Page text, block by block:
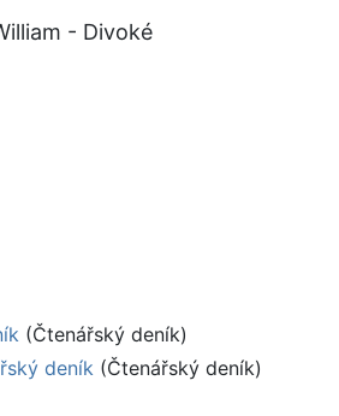
- Divoké
(Čtenářský deník)
deník (Čtenářský deník)